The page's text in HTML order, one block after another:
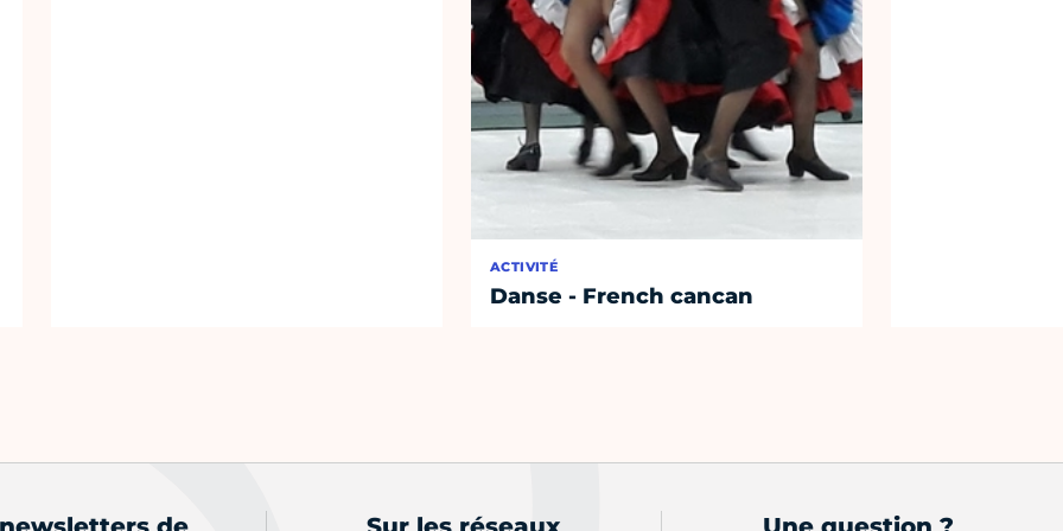
ACTIVITÉ
Danse - French cancan